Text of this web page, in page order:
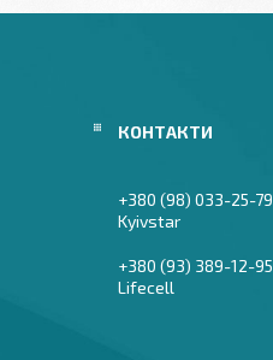
+380 (98) 033-25-79
Kyivstar
+380 (93) 389-12-95
Lifecell